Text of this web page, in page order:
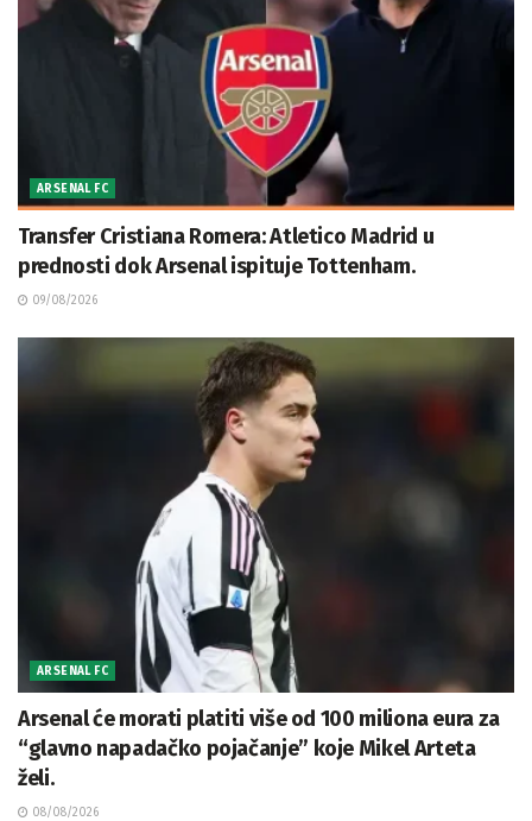
ARSENAL FC
Transfer Cristiana Romera: Atletico Madrid u
prednosti dok Arsenal ispituje Tottenham.
09/08/2026
ARSENAL FC
Arsenal će morati platiti više od 100 miliona eura za
“glavno napadačko pojačanje” koje Mikel Arteta
želi.
08/08/2026